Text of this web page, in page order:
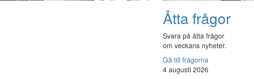
Åtta frågor
Svara på åtta frågor
om veckans nyheter.
Gå till frågorna
4 augusti 2026